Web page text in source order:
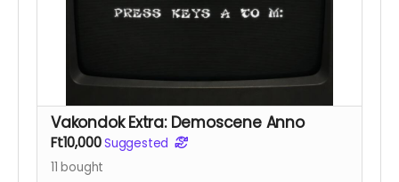
Vakondok Extra: Demoscene Anno
Ft10,000Suggested
11 bought